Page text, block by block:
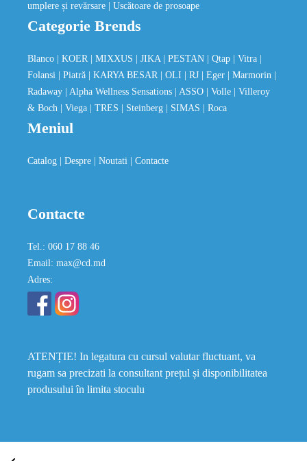
umplere și revărsare
| Uscătoare de prosoape
Categorie Brends
Blanco | KOER | MIXXUS | JIKA | PESTAN | Qtap | Vitra
Folansi
| Piatră | KARYA BESAR | OLI | RJ | Eger | Marmorin
Radaway
| Alpha Wellness Sensations | ASSO | Volle
| Villeroy
& Boch
| Viega | TRES | Steinberg | SIMAS | Roca
Meniul
Catalog | Despre | Noutati | Contacte
Contacte
Tel.: 060 17 88 46
Email: max@cd.md
Adres:
ATENȚIE! In legatura cu cursul valutar fluctuant, va
rugam sa precizati la consultant prețul și disponibilitatea
produsului în limita stoculu